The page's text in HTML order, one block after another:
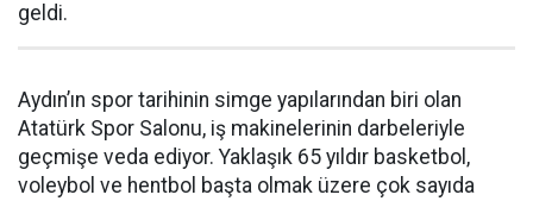
geldi.
Aydın’ın spor tarihinin simge yapılarından biri olan
Atatürk Spor Salonu, iş makinelerinin darbeleriyle
geçmişe veda ediyor. Yaklaşık 65 yıldır basketbol,
voleybol ve hentbol başta olmak üzere çok sayıda